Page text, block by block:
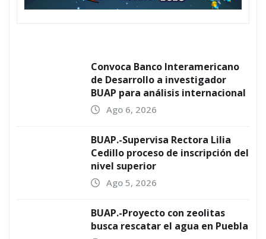
Convoca Banco Interamericano
de Desarrollo a investigador
BUAP para análisis internacional
Ago 6, 2026
BUAP.-Supervisa Rectora Lilia
Cedillo proceso de inscripción del
nivel superior
Ago 5, 2026
BUAP.-Proyecto con zeolitas
busca rescatar el agua en Puebla